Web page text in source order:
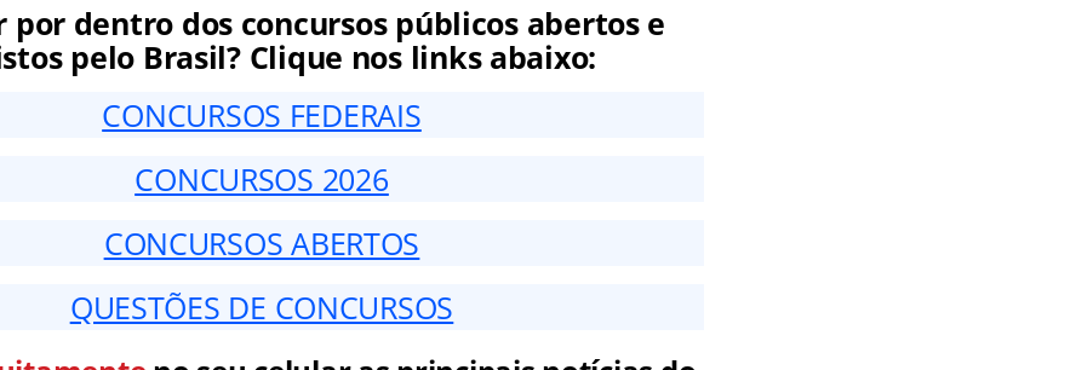
por dentro dos concursos públicos abertos e
pelo Brasil? Clique nos links abaixo:
CONCURSOS FEDERAIS
CONCURSOS 2026
CONCURSOS ABERTOS
QUESTÕES DE CONCURSOS